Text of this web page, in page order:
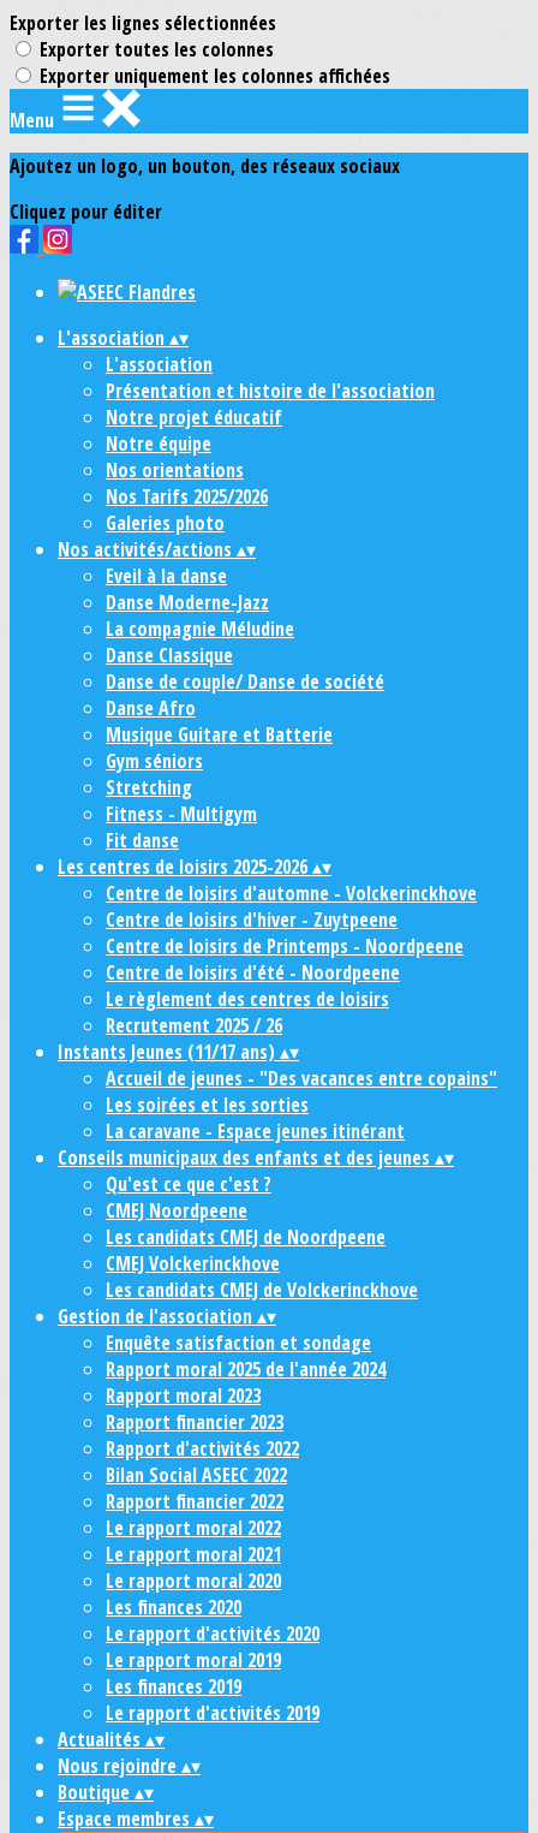
Exporter les lignes sélectionnées
Exporter toutes les colonnes
Exporter uniquement les colonnes affichées
Menu
Ajoutez un logo, un bouton, des réseaux sociaux
Cliquez pour éditer
L'association▴▾
L'association
Présentation et histoire de l'association
Notre projet éducatif
Notre équipe
Nos orientations
Nos Tarifs 2025/2026
Galeries photo
Nos activités/actions ▴▾
Eveil à la danse
Danse Moderne-Jazz
La compagnie Méludine
Danse Classique
Danse de couple/ Danse de société
Danse Afro
Musique Guitare et Batterie
Gym séniors
Stretching
Fitness - Multigym
Fit danse
Les centres de loisirs 2025-2026▴▾
Centre de loisirs d'automne - Volckerinckhove
Centre de loisirs d'hiver - Zuytpeene
Centre de loisirs de Printemps - Noordpeene
Centre de loisirs d'été - Noordpeene
Le règlement des centres de loisirs
Recrutement 2025 / 26
Instants Jeunes (11/17 ans) ▴▾
Accueil de jeunes - "Des vacances entre copains"
Les soirées et les sorties
La caravane - Espace jeunes itinérant
Conseils municipaux des enfants et des jeunes ▴▾
Qu'est ce que c'est ?
CMEJ Noordpeene
Les candidats CMEJ de Noordpeene
CMEJ Volckerinckhove
Les candidats CMEJ de Volckerinckhove
Gestion de l'association▴▾
Enquête satisfaction et sondage
Rapport moral 2025 de l'année 2024
Rapport moral 2023
Rapport financier 2023
Rapport d'activités 2022
Bilan Social ASEEC 2022
Rapport financier 2022
Le rapport moral 2022
Le rapport moral 2021
Le rapport moral 2020
Les finances 2020
Le rapport d'activités 2020
Le rapport moral 2019
Les finances 2019
Le rapport d'activités 2019
Actualités ▴▾
Nous rejoindre▴▾
Boutique▴▾
Espace membres ▴▾